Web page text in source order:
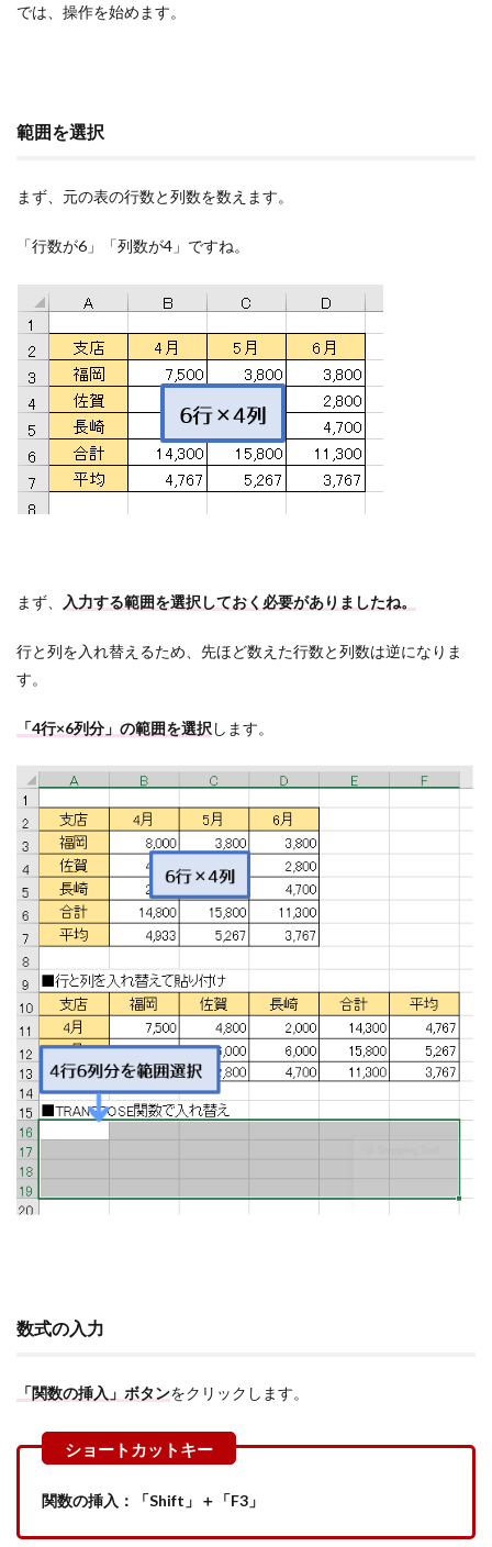
では、操作を始めます。
範囲を選択
まず、元の表の行数と列数を数えます。
「行数が6」「列数が4」ですね。
まず、 入力する範囲を選択しておく必要がありましたね。
行と列を入れ替えるため、先ほど数えた行数と列数は逆になりま
す。
「4行×6列分」の範囲を選択 します。
数式の入力
「関数の挿入」ボタンをクリックします。
関数の挿入：「Shift」＋「F3」